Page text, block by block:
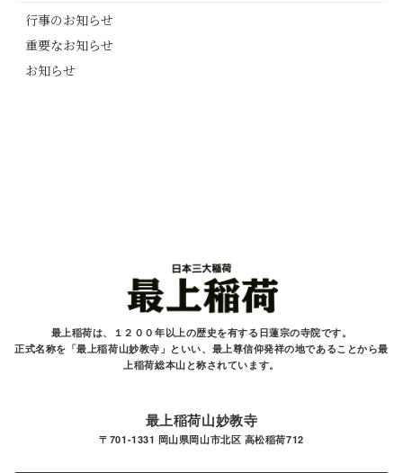
行事のお知らせ
重要なお知らせ
お知らせ
最上稲荷は、１２００年以上の歴史を有する 日蓮宗の寺院です。
正式名称を「最上稲荷山妙教寺」といい、最上尊信仰発祥の地であることから最
上稲荷総本山と称されています。
最上稲荷山妙教寺
〒701-1331 岡山県岡山市北区 高松稲荷712